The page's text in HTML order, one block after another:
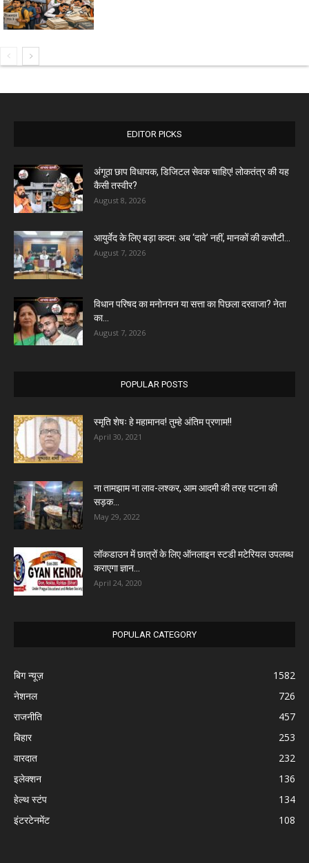
EDITOR PICKS
अंगूठा छाप विधायक, डिजिटल सेवक चाहिए! लोकतंत्र की यह
कैसी तस्वीर?
August 8, 2026
आयुर्वेद के लिए बड़ा कदम: अब ‘दावे’ नहीं, मानकों की कसौटी...
August 7, 2026
विधान परिषद का मनोनयन या सत्ता का पिछला दरवाजा? नेता
का...
August 7, 2026
POPULAR POSTS
स्मृति शेषः हे महामानव! तुम्हे अंतिम प्रणाम!!
April 30, 2021
ना तामझाम ना लाव-लश्कर, आम आदमी की तरह पटना की
सड़क...
May 29, 2022
लॉकडाउन में छात्रों के लिए ऑनलाइन स्टडी मटेरियल उपलब्ध
कराएगा ज्ञान...
April 24, 2020
POPULAR CATEGORY
बिग न्यूज़
1582
नेशनल
726
राजनीति
457
बिहार
253
वारदात
232
इलेक्शन
136
हेल्थ स्टंप
134
इंटरटेनमेंट
108